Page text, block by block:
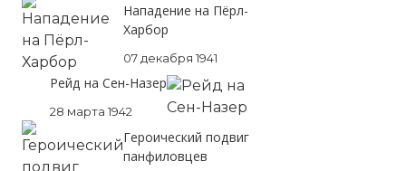
Нападение на Пёрл-
Харбор
07 декабря 1941
Рейд на Сен-Назер
28 марта 1942
Героический подвиг
панфиловцев